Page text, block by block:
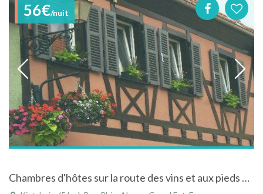
56€/nuit
Chambres d'hôtes sur la route des vins et aux pieds du Haut Koenigsbourg